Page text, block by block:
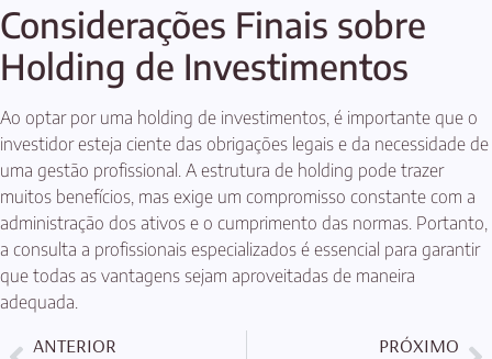
Considerações Finais sobre
Holding de Investimentos
Ao optar por uma holding de investimentos, é importante que o
investidor esteja ciente das obrigações legais e da necessidade de
uma gestão profissional. A estrutura de holding pode trazer
muitos benefícios, mas exige um compromisso constante com a
administração dos ativos e o cumprimento das normas. Portanto,
a consulta a profissionais especializados é essencial para garantir
que todas as vantagens sejam aproveitadas de maneira
adequada.
ANTERIOR PRÓXIMO